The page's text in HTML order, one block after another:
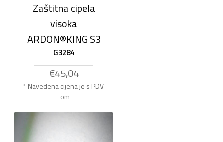
Zaštitna cipela
visoka
ARDON®KING S3
G3284
€45,04
* Navedena cijena je s PDV-
om